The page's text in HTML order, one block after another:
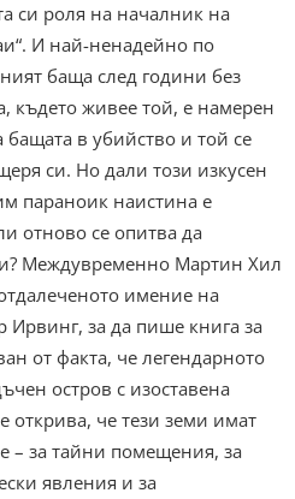
си роля на началник на
И най-ненадейно по
баща след години без
където живее той, е намерен
в убийство и той се
си. Но дали този изкусен
параноик наистина е
отново се опитва да
Междувременно Мартин Хил
имение на
Ирвинг, за да пише книга за
от факта, че легендарното
остров с изоставена
открива, че тези земи имат
– за тайни помещения, за
явления и за